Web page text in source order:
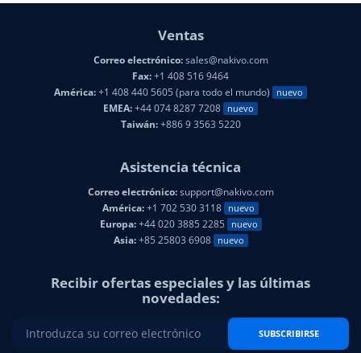
Ventas
Correo electrónico:sales@nakivo.com
Fax:+1 408 516 9464
América:+1 408 440 5605 (para todo el mundo) nuevo
EMEA:+44 074 8287 7208 nuevo
Taiwán:+886 9 3563 5220
Asistencia técnica
Correo electrónico:support@nakivo.com
América:+1 702 530 3118 nuevo
Europa:+44 020 3885 2285 nuevo
Asia:+85 25803 6908 nuevo
Recibir ofertas especiales y las últimas
novedades:
SUBSCRIBIRSE